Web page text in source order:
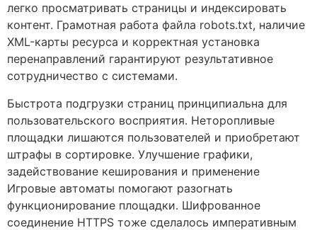
легко просматривать страницы и индексировать
контент. Грамотная работа файла robots.txt, наличие
XML-карты ресурса и корректная установка
перенаправлений гарантируют результативное
сотрудничество с системами.
Быстрота подгрузки страниц принципиальна для
пользовательского восприятия. Неторопливые
площадки лишаются пользователей и приобретают
штрафы в сортировке. Улучшение графики,
задействование кеширования и применение
Игровые автоматы помогают разогнать
функционирование площадки. Шифрованное
соединение HTTPS тоже сделалось императивным